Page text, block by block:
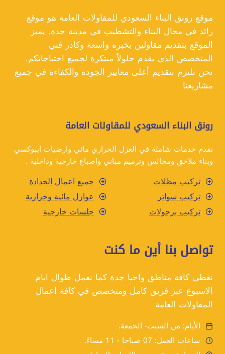
اضاءة
جدة
موقع رونق البناء السعودي للمقاولات العامة هو موقع
رائد في مجال البناء والتشطيب في مدينة جدة. يميز
الموقع بتقديم مقاولين بخبره واسعة وكادر فني
المتخصص الذي يقدم حلولاً مبتكرة لجميع احتياجاتكم.
نحن نلتزم بتقديم أعلى معايير الجودة والكفاءة في جميع
مشاريعنا
رونق البناء السعودي للمقاولات العامة
نقدم خدمات شاملة في العزل الحراري مائي وارضيات ايبوكسي
وبناء ملاحق ومجالس وترميم مباني واصباغ خارجية وداخلية .
تركيب مظلات
جميع اعمال الحدادة
تركيب سواتر
عوازل مائية وحرارية
تركيب برجولات
جلسات خارجية
تواصل بنا أين ما كنت
نغطي كافة مناطق واحيا جدة كما نعمل طوال ايام
الاسبوع عبر فريق كامل ومتخصص في كافة اعمال
المقاولات العامة
الأيام: من السبت- الجمعة.
ساعات العمل: 07 صباحا - 11 مساءً.